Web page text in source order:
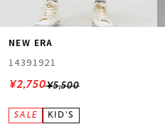
NEW ERA
14391921
¥5,500
¥2,750